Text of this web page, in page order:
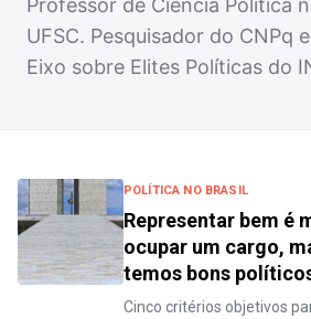
Professor de Ciência Política
UFSC. Pesquisador do CNPq
Eixo sobre Elites Políticas do
POLÍTICA NO BRASIL
Representar bem é
ocupar um cargo,
temos bons
Cinco critérios objetivos